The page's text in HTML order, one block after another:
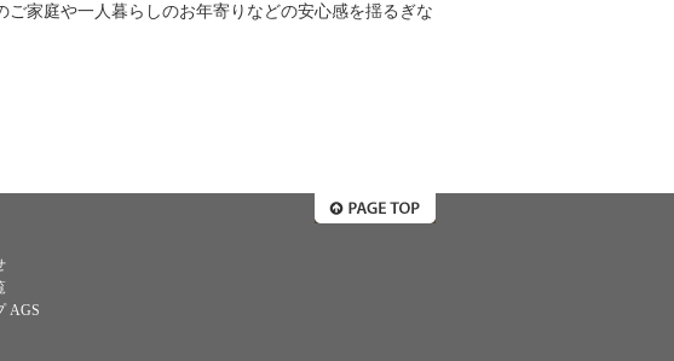
家庭や一人暮らしのお年寄りなどの安心感を揺るぎな
AGS